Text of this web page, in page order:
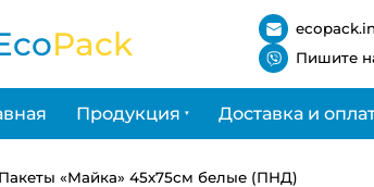
Pack
Пишите
Продукция Доставка и
Но мы
Пакеты «Майка» 45х75см белые (ПНД)